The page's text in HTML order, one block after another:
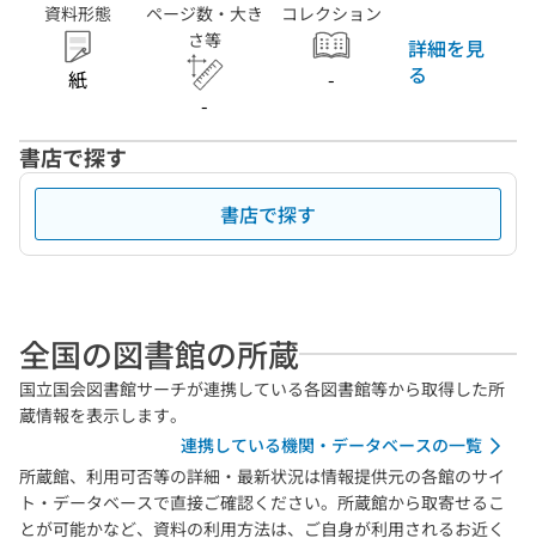
資料形態
紙
ページ数・大き
さ等
-
コレクション
-
詳細を見
る
書店で探す
書店で探す
全国の図書館の所蔵
国立国会図書館サーチが連携している各図書館等から取得した所
蔵情報を表示します。
連携している機関・データベースの一覧
所蔵館、利用可否等の詳細・最新状況は情報提供元の各館のサイ
ト・データベースで直接ご確認ください。所蔵館から取寄せるこ
とが可能かなど、資料の利用方法は、ご自身が利用されるお近く